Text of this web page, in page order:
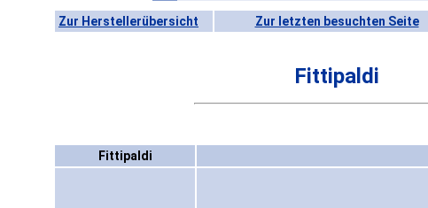
Zur Herstellerübersicht Zur letzten besuchten Seite
Fittipaldi
Fittipaldi